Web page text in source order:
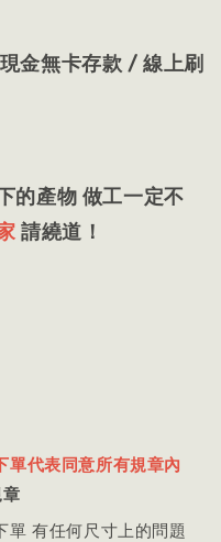
金無卡存款 / 線上刷
的產物 做工一定不
請繞道！
單代表同意所有規章內
單 有任何尺寸上的問題